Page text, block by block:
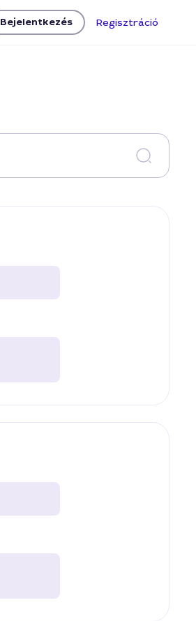
Bejelentkezés Regisztráció